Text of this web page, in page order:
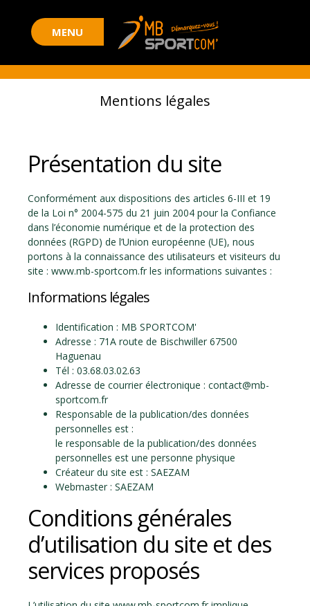
Mentions légales
Présentation du site
Conformément aux dispositions des articles 6-III et 19
de la Loi n° 2004-575 du 21 juin 2004 pour la Confiance
dans l’économie numérique et de la protection des
données (RGPD) de l’Union européenne (UE), nous
portons à la connaissance des utilisateurs et visiteurs du
site : www.mb-sportcom.fr les informations suivantes :
Informations légales
Identification : MB SPORTCOM'
Adresse : 71A route de Bischwiller 67500
Haguenau
Tél : 03.68.03.02.63
Adresse de courrier électronique : contact@mb-
sportcom.fr
Responsable de la publication/des données
personnelles est :
le responsable de la publication/des données
personnelles est une personne physique
Créateur du site est : SAEZAM
Webmaster : SAEZAM
Conditions générales
d’utilisation du site et des
services proposés